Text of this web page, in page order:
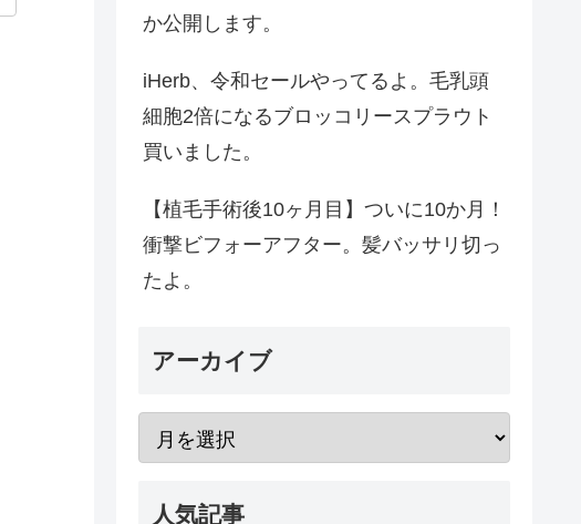
か公開します。
iHerb、令和セールやってるよ。毛乳頭
細胞2倍になるブロッコリースプラウト
買いました。
【植毛手術後10ヶ月目】ついに10か月！
衝撃ビフォーアフター。髪バッサリ切っ
たよ。
アーカイブ
人気記事